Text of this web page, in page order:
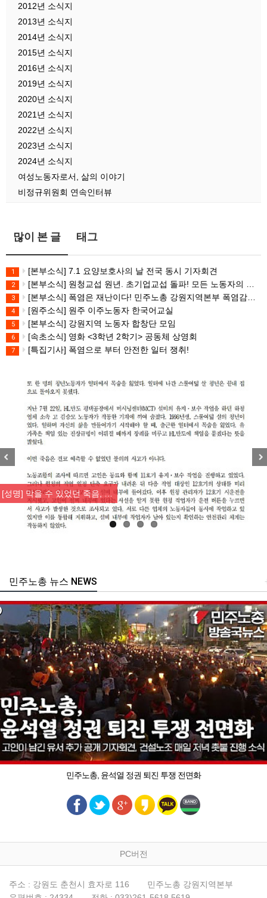
2012년 소식지
2013년 소식지
2014년 소식지
2015년 소식지
2016년 소식지
2019년 소식지
2020년 소식지
2021년 소식지
2022년 소식지
2023년 소식지
2024년 소식지
여성노동자로서, 삶의 이야기
비정규위원회 연속인터뷰
많이 본 글 태그
1 [본부소식] 7.1 요양보호사의 날 전국 동시 기자회견
2 [본부소식] 원청교섭 원년. 초기업교섭 돌파! 모든 노동자의 노동기본권 쟁취! 민주노총 7.15 총파업대회
3 [본부소식] 폭염은 재난이다! 민주노총 강원지역본부 폭염감시단 선포 기자회견
4 [원주소식] 원주 이주노동자 한국어교실
5 [본부소식] 강원지역 노동자 합창단 모임
6 [속초소식] 영화 <3학년 2학기> 공동체 상영회
7 [특집기사] 폭염으로 부터 안전한 일터 쟁취!
[성명] 막을 수 있었던 죽음, …
주노총 뉴스 NEWS
민주노총, 윤석열 정권 퇴진 투쟁 전면화
PC버전
주소 : 강원도 춘천시 효자로 116
민주노총 강원지역본부